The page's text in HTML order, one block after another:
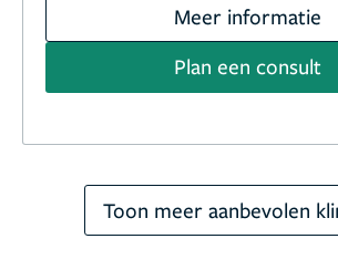
Meer informatie
Plan een consult
Toon meer aanbevolen